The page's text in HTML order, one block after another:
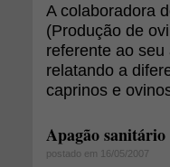
A colaboradora
(Produção de
referente ao seu
relatando a
caprinos e
Apagão sanitário
postado em 16/05/2007